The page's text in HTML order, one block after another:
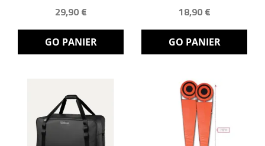
29,90 €
GO PANIER
18,90 €
GO PANIER